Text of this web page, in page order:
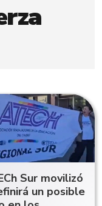
Sur movilizó
un posible